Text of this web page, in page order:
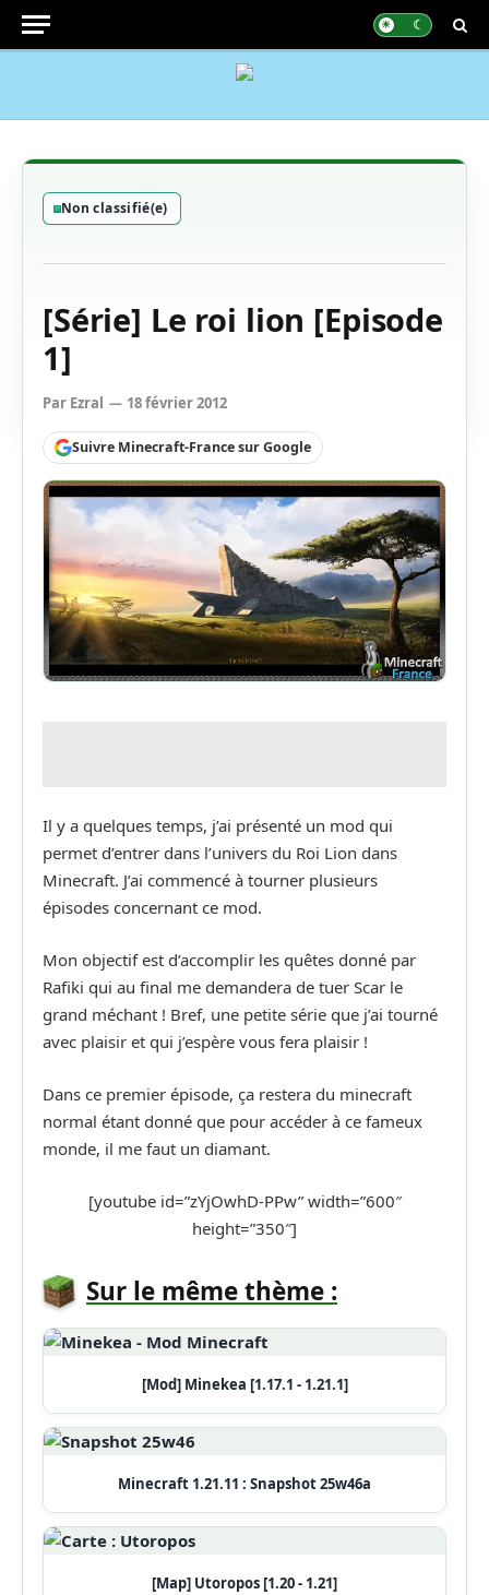
Non classifié(e)
[Série] Le roi lion [Episode
1]
Par Ezral 18 février 2012
Suivre Minecraft-France sur Google
Il y a quelques temps, j’ai présenté un mod qui
permet d’entrer dans l’univers du Roi Lion dans
Minecraft. J’ai commencé à tourner plusieurs
épisodes concernant ce mod.
Mon objectif est d’accomplir les quêtes donné par
Rafiki qui au final me demandera de tuer Scar le
grand méchant ! Bref, une petite série que j’ai tourné
avec plaisir et qui j’espère vous fera plaisir !
Dans ce premier épisode, ça restera du minecraft
normal étant donné que pour accéder à ce fameux
monde, il me faut un diamant.
[youtube id=”zYjOwhD-PPw” width=”600″
height=”350″]
Sur le même thème :
[Mod] Minekea [1.17.1 - 1.21.1]
Minecraft 1.21.11 : Snapshot 25w46a
[Map] Utoropos [1.20 - 1.21]